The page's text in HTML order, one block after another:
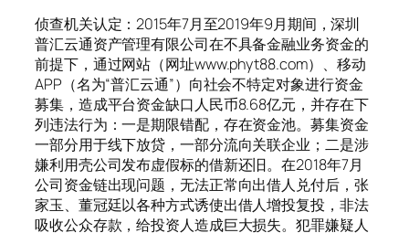
侦查机关认定：2015年7月至2019年9月期间，深圳
普汇云通资产管理有限公司在不具备金融业务资金的
前提下，通过网站（网址www.phyt88.com）、移动
APP（名为“普汇云通”）向社会不特定对象进行资金
募集，造成平台资金缺口人民币8.68亿元，并存在下
列违法行为：一是期限错配，存在资金池。募集资金
一部分用于线下放贷，一部分流向关联企业；二是涉
嫌利用壳公司发布虚假标的借新还旧。在2018年7月
公司资金链出现问题，无法正常向出借人兑付后，张
家玉、董冠廷以各种方式诱使出借人增投复投，非法
吸收公众存款，给投资人造成巨大损失。犯罪嫌疑人